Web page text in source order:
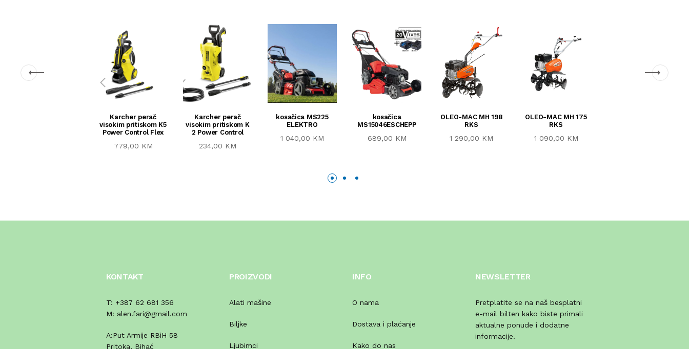
Karcher perač
visokim pritiskom K5
Power Control Flex
779,00 KM
Karcher perač
visokim pritiskom K
2 Power Control
234,00 KM
kosačica MS225
ELEKTRO
1 040,00 KM
kosačica
MS15046ESCHEPP
689,00 KM
OLEO-MAC MH 198
RKS
1 290,00 KM
OLEO-MAC MH 175
RKS
1 090,00 KM
KONTAKT
T: +387 62 681 356
M: alen.fari@gmail.com
A:Put Armije RBiH 58
Pritoka, Bihać
PROIZVODI
Alati mašine
Biljke
Ljubimci
INFO
O nama
Dostava i plaćanje
Kako do nas
NEWSLETTER
Pretplatite se na naš besplatni
e-mail bilten kako biste primali
aktualne ponude i dodatne
informacije.